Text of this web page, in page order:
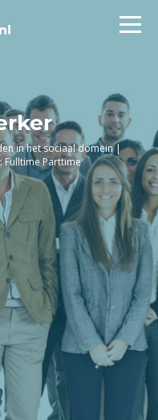
in het sociaal domein |
Parttime